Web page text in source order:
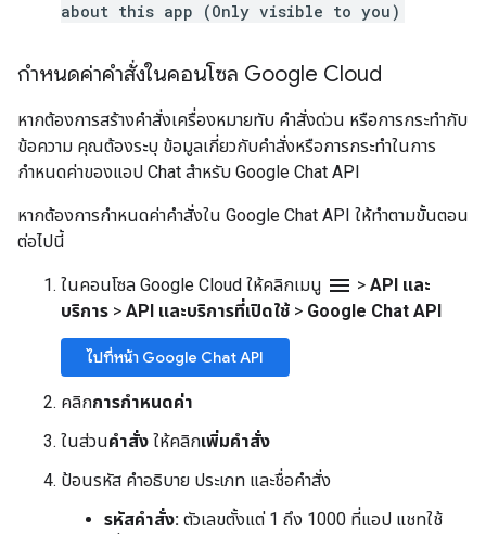
about this app (Only visible to you)
กำหนดค่าคำสั่งในคอนโซล Google Cloud
หากต้องการสร้างคำสั่งเครื่องหมายทับ คำสั่งด่วน หรือการกระทำกับ
ข้อความ คุณต้องระบุ ข้อมูลเกี่ยวกับคำสั่งหรือการกระทำในการ
กำหนดค่าของแอป Chat สำหรับ Google Chat API
หากต้องการกำหนดค่าคำสั่งใน Google Chat API ให้ทำตามขั้นตอน
ต่อไปนี้
ในคอนโซล Google Cloud ให้คลิกเมนู menu > API และ
บริการ > API และบริการที่เปิดใช้ > Google Chat API
ไปที่หน้า Google Chat API
คลิกการกำหนดค่า
ในส่วนคำสั่ง ให้คลิกเพิ่มคำสั่ง
ป้อนรหัส คำอธิบาย ประเภท และชื่อคำสั่ง
รหัสคำสั่ง: ตัวเลขตั้งแต่ 1 ถึง 1000 ที่แอป แชทใช้